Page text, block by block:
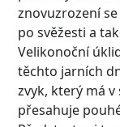
znovuzrození
po svěžesti a
Velikonoční
těchto jarních
zvyk, který má
přesahuje